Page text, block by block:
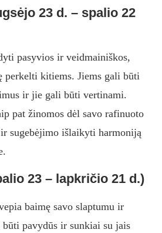
23 d. – spalio 22
pasyvios ir veidmainiškos,
perkelti kitiems. Jiems gali būti
ir jie gali būti vertinami.
pat žinomos dėl savo rafinuoto
sugebėjimo išlaikyti harmoniją
23 – lapkričio 21 d.)
baimę savo slaptumu ir
pavydūs ir sunkiai su jais